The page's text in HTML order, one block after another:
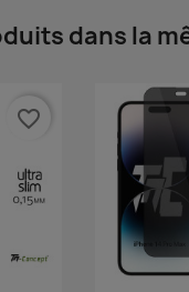
dans la
favorite_border